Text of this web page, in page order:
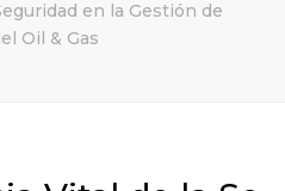
en la Gestión de
Oil & Gas